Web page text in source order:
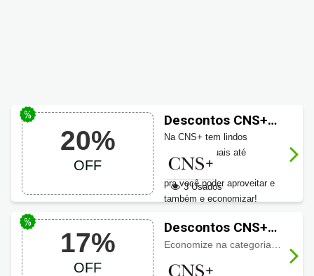
20%
OFF
Descontos CNS+
até 20% OFF em
sapatos casuais
Na CNS+ tem lindos
sapatos casuais até
20% OFF
pra você poder aproveitar e
também e economizar!
3 Usados
17%
OFF
Descontos CNS+
até 17% em tênis
casual